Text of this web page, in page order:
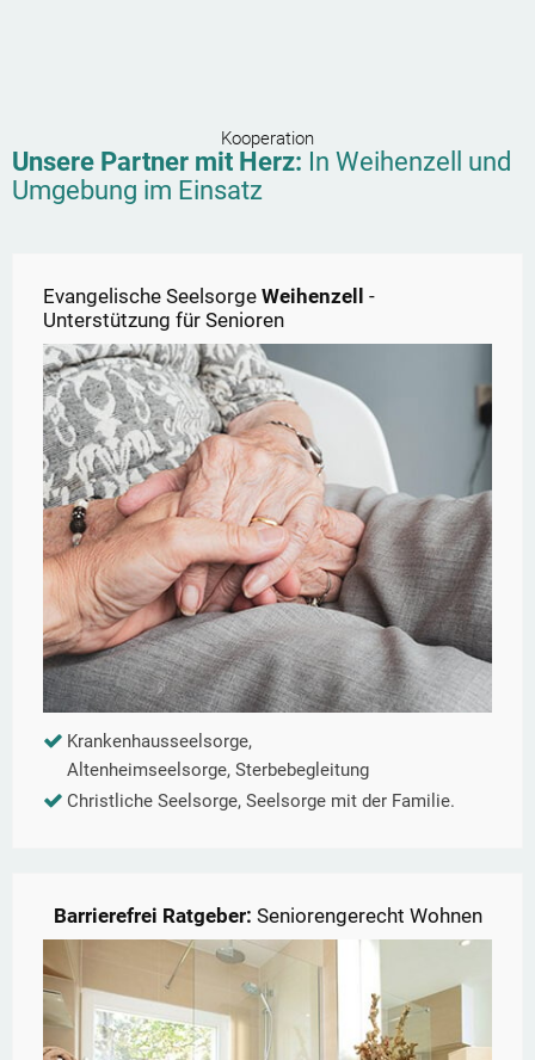
Kooperation
Unsere Partner mit Herz: In Weihenzell
und
Umgebung im Einsatz
Evangelische Seelsorge Weihenzell
-
Unterstützung für Senioren
Krankenhausseelsorge,
Altenheimseelsorge, Sterbebegleitung
Christliche Seelsorge, Seelsorge mit der Familie.
Barrierefrei Ratgeber: Seniorengerecht Wohnen